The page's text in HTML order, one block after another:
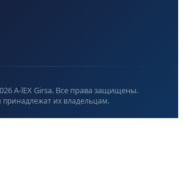
A-lEX Girsa. Все права защищены.
принадлежат их владельцам.